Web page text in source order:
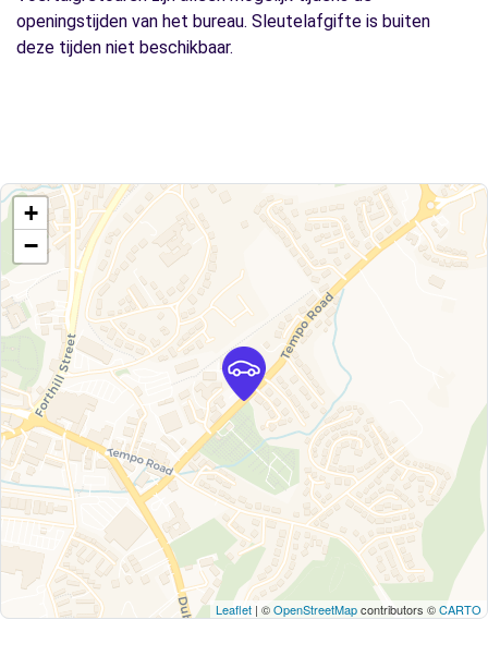
openingstijden van het bureau. Sleutelafgifte is buiten
deze tijden niet beschikbaar.
+
−
Leaflet | ©OpenStreetMapcontributors ©CARTO